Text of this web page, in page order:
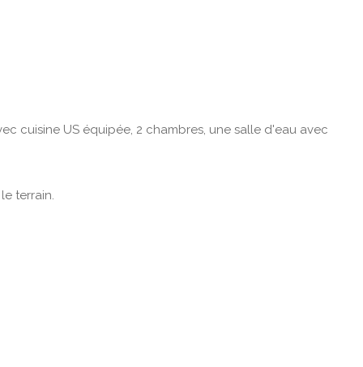
cuisine US équipée, 2 chambres, une salle d'eau avec
terrain.